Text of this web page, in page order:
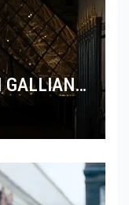
GALLIANO
DEL REY